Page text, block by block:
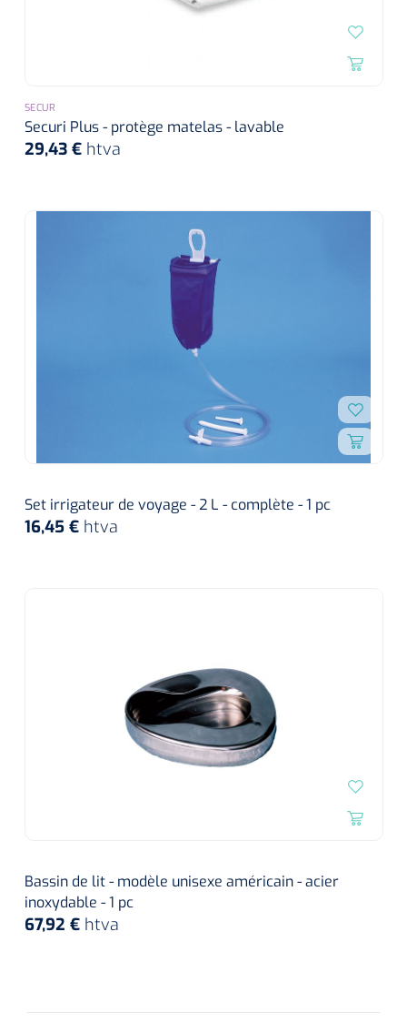
SECUR
Securi Plus - protège matelas - lavable
29,43 € htva
Set irrigateur de voyage - 2 L - complète - 1 pc
16,45 € htva
Bassin de lit - modèle unisexe américain - acier
inoxydable - 1 pc
67,92 € htva